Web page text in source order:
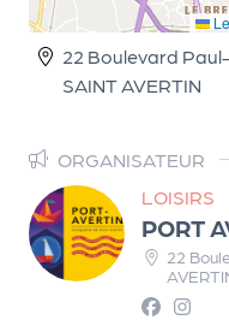
22 Boulevard
SAINT AVERTIN
ORGANISATEUR
LOISIRS
PORT
22
L
e
it
d
e
l'